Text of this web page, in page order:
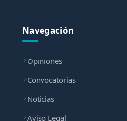
Navegación
Opiniones
Convocatorias
Noticias
Aviso Legal